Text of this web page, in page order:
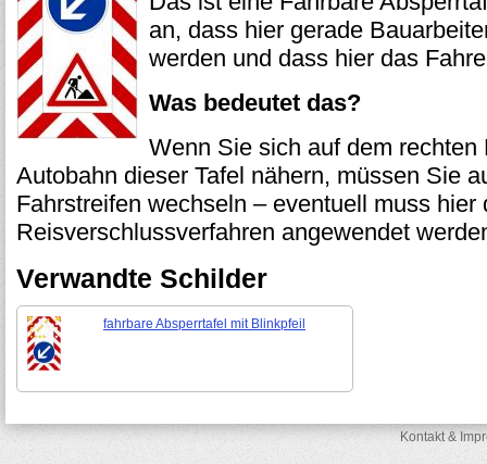
an, dass hier gerade
werden und dass hier das
Was bedeutet das?
Wenn Sie sich auf dem rechten
Autobahn dieser Tafel nähern, müssen Sie
Fahrstreifen wechseln – eventuell muss hier
Reisverschlussverfahren angewendet
Verwandte Schilder
fahrbare Absperrtafel mit Blinkpfeil
Kontakt &